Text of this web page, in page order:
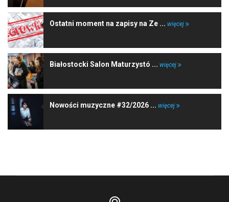
Ostatni moment na zapisy na Ze ... więcej
Białostocki Salon Maturzystó ... więcej
Nowości muzyczne #32/2026 ... więcej